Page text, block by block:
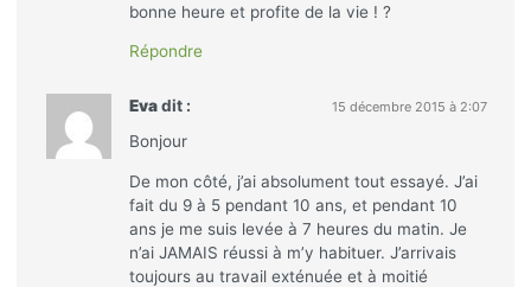
bonne heure et profite de la vie ! ?
Répondre
Eva dit : 15 décembre 2015 à 2:07
Bonjour
De mon côté, j’ai absolument tout essayé. J’ai
fait du 9 à 5 pendant 10 ans, et pendant 10
ans je me suis levée à 7 heures du matin. Je
n’ai JAMAIS réussi à m’y habituer. J’arrivais
toujours au travail exténuée et à moitié